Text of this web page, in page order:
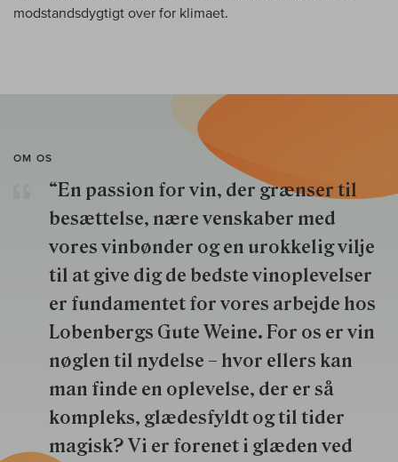
modstandsdygtigt over for klimaet.
OM OS
“En passion for vin, der grænser til
besættelse, nære venskaber med
vores vinbønder og en urokkelig vilje
til at give dig de bedste vinoplevelser
er fundamentet for vores arbejde hos
Lobenbergs Gute Weine. For os er vin
nøglen til nydelse – hvor ellers kan
man finde en oplevelse, der er så
kompleks, glædesfyldt og til tider
magisk? Vi er forenet i glæden ved